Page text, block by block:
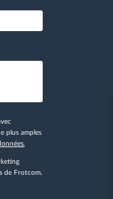
plus amples
de Frotcom.